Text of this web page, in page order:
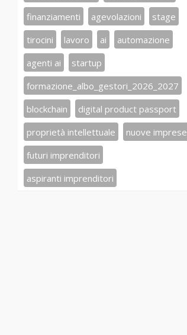
finanziamenti
agevolazioni
stage
tirocini
lavoro ai
automazione
agenti ai
startup
formazione_albo_gestori_2026_2027
blockchain
digital product passport
proprietà intellettuale
nuove imprese
futuri imprenditori
aspiranti imprenditori